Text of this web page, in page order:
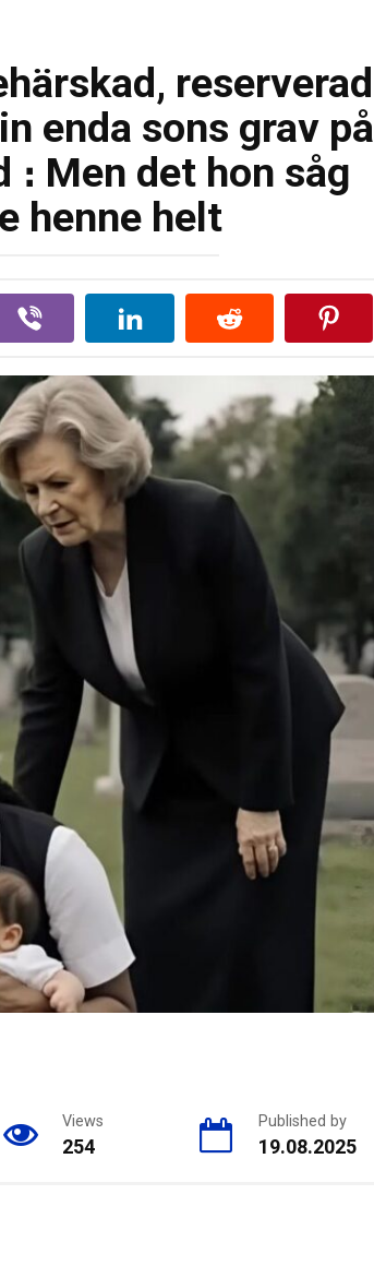
reserverad
enda sons grav på
։ Men det hon såg
henne helt
Views
254
Published by
19.08.2025